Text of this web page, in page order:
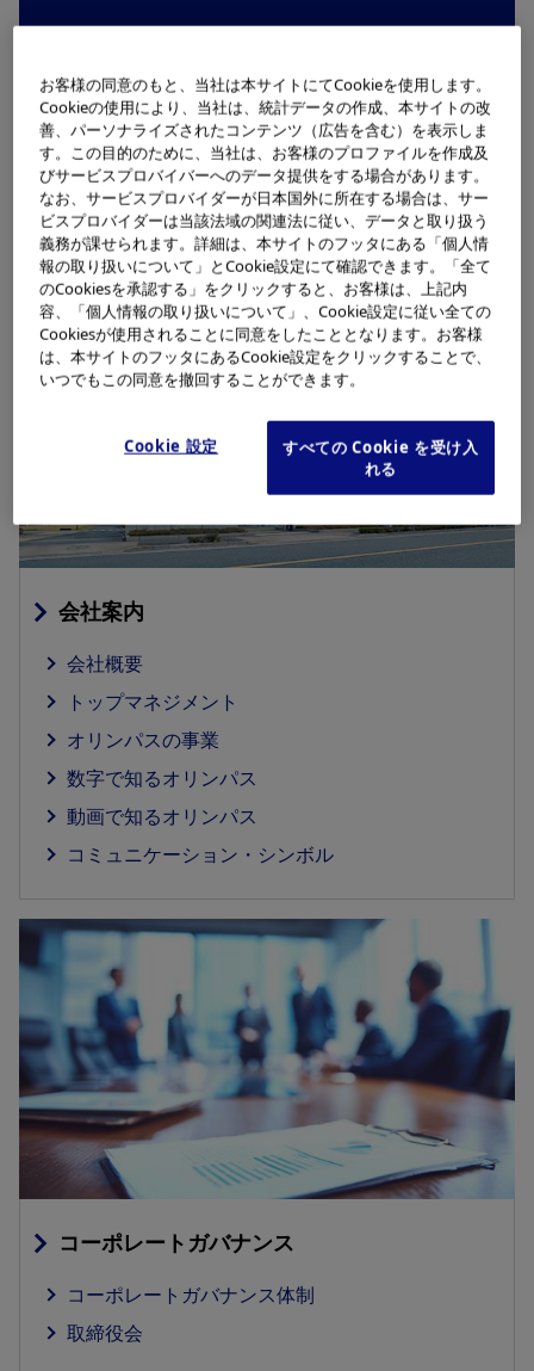
経営理念・方針
経営理念
経営戦略
オリンパスグローバル行動規範
会社案内
会社概要
トップマネジメント
オリンパスの事業
数字で知るオリンパス
動画で知るオリンパス
コミュニケーション・シンボル
コーポレートガバナンス
コーポレートガバナンス体制
取締役会
お客様の同意のもと、当社は本サイトにてCookieを使用します。
Cookieの使用により、当社は、統計データの作成、本サイトの改
善、パーソナライズされたコンテンツ（広告を含む）を表示しま
す。この目的のために、当社は、お客様のプロファイルを作成及
びサービスプロバイバーへのデータ提供をする場合があります。
なお、サービスプロバイダーが日本国外に所在する場合は、サー
ビスプロバイダーは当該法域の関連法に従い、データと取り扱う
義務が課せられます。詳細は、本サイトのフッタにある「個人情
報の取り扱いについて」とCookie設定にて確認できます。「全て
のCookiesを承認する」をクリックすると、お客様は、上記内
容、「個人情報の取り扱いについて」、Cookie設定に従い全ての
Cookiesが使用されることに同意をしたこととなります。お客様
は、本サイトのフッタにあるCookie設定をクリックすることで、
いつでもこの同意を撤回することができます。
Cookie 設定
すべての Cookie を受け入
れる